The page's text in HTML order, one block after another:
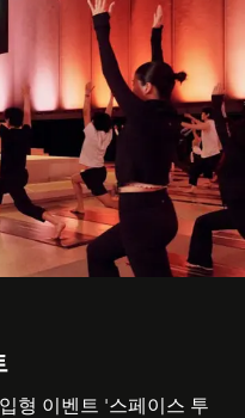
형 이벤트 '스페이스 투